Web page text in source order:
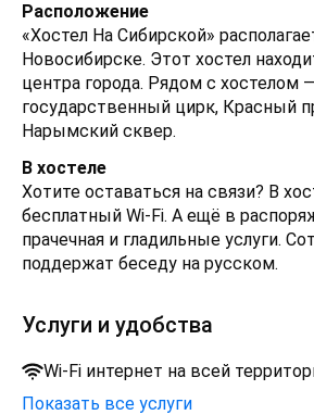
Расположение
«Хостел На Сибирской»
Новосибирске. Этот хостел
центра города. Рядом с хостелом
государственный цирк, Красный
Нарымский сквер.
В хостеле
Хотите оставаться на связи? В
бесплатный Wi-Fi. А ещё в
прачечная и гладильные услуги.
поддержат беседу на русском.
Услуги и удобства
Wi-Fi интернет на всей
Показать все услуги